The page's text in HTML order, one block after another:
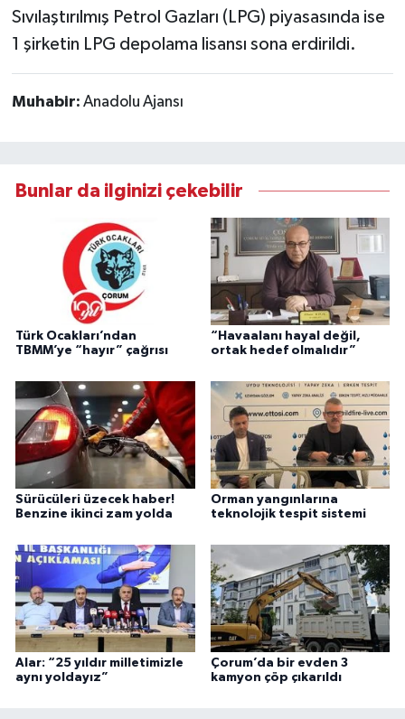
Sıvılaştırılmış Petrol Gazları (LPG) piyasasında ise
1 şirketin LPG depolama lisansı sona erdirildi.
Muhabir: Anadolu Ajansı
Bunlar da ilginizi çekebilir
Türk Ocakları’ndan
TBMM’ye “hayır” çağrısı
“Havaalanı hayal değil,
ortak hedef olmalıdır”
Sürücüleri üzecek haber!
Benzine ikinci zam yolda
Orman yangınlarına
teknolojik tespit sistemi
Alar: “25 yıldır milletimizle
aynı yoldayız”
Çorum’da bir evden 3
kamyon çöp çıkarıldı